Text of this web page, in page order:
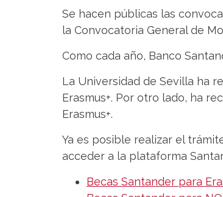
de
ayuda
a
la
navegación
Se hacen públicas las
la Convocatoria General de
Como cada año, Banco
La Universidad de Sevilla ha
Erasmus+. Por otro lado, ha
Erasmus+.
Ya es posible realizar el
acceder a la plataforma
Becas Santander para